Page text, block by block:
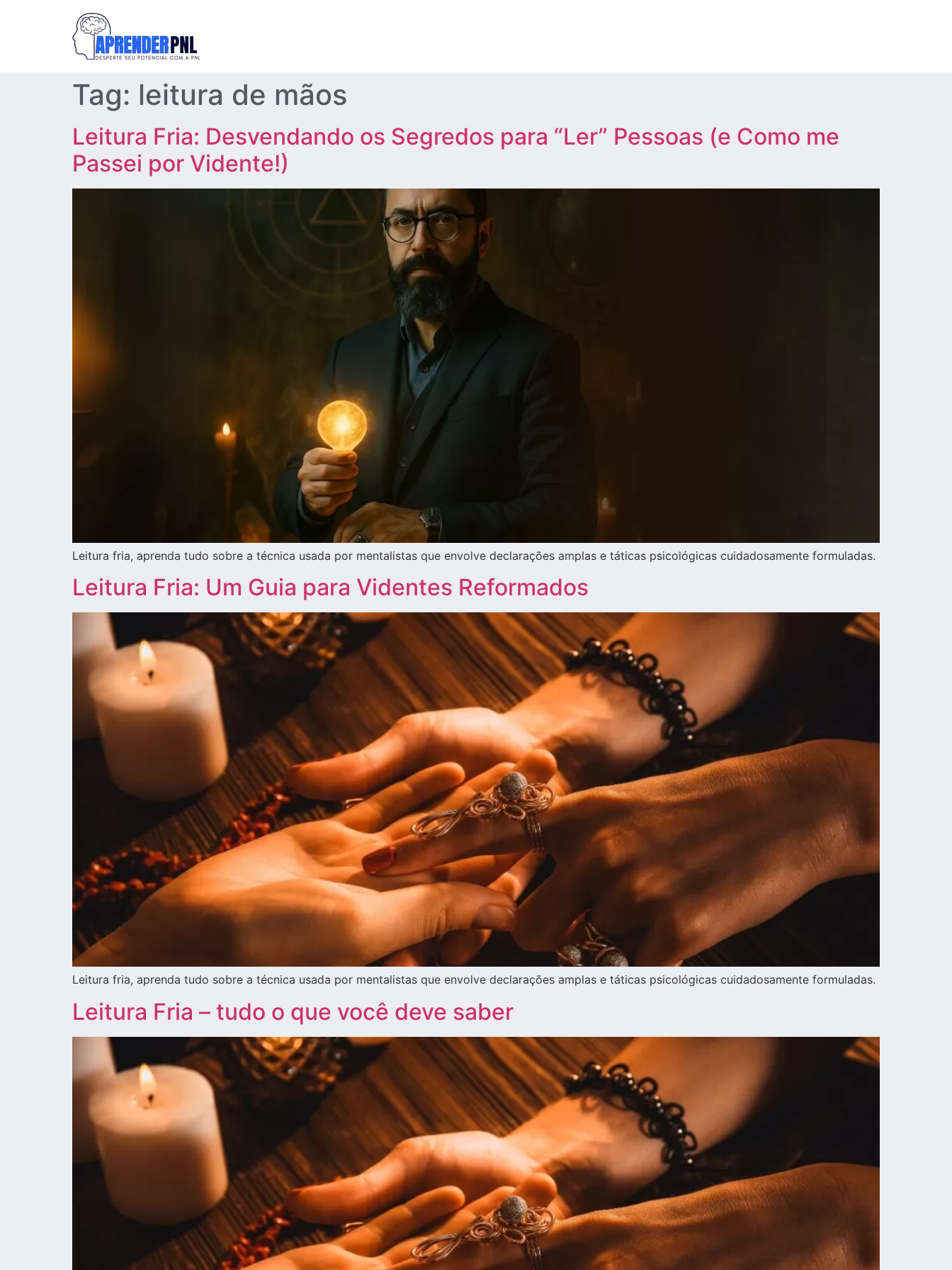
Tag: leitura de mãos
Leitura Fria: Desvendando os Segredos para “Ler” Pessoas (e Como me
Passei por Vidente!)
Leitura fria, aprenda tudo sobre a técnica usada por mentalistas que envolve declarações amplas e táticas psicológicas cuidadosamente formuladas.
Leitura Fria: Um Guia para Videntes Reformados
Leitura fria, aprenda tudo sobre a técnica usada por mentalistas que envolve declarações amplas e táticas psicológicas cuidadosamente formuladas.
Leitura Fria – tudo o que você deve saber